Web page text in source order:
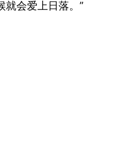
会员制平台
社国创漫画发
网使用
就会爱上日落。”